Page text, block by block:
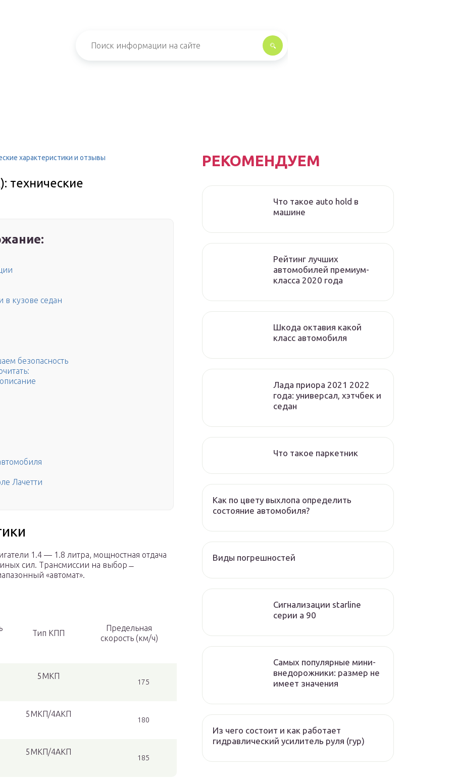
характеристики и отзывы
технические
кузове седан
безопасность
Лачетти
1.4 — 1.8 литра, мощностная отдача
сил. Трансмиссии на выбор
«автомат».
Тип КПП
Предельная
скорость (км/ч)
5МКП
175
5МКП/4АКП
180
5МКП/4АКП
185
РЕКОМЕНДУЕМ
Что такое auto hold в
машине
Рейтинг лучших
автомобилей премиум-
класса 2020 года
Шкода октавия какой
класс автомобиля
Лада приора 2021 2022
года: универсал, хэтчбек и
седан
Что такое паркетник
Как по цвету выхлопа определить
состояние автомобиля?
Виды погрешностей
Сигнализации starline
серии а 90
Самых популярные мини-
внедорожники: размер не
имеет значения
Из чего состоит и как работает
гидравлический усилитель руля (гур)